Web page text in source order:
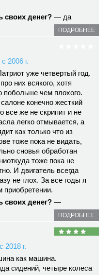
своих денег? — да
ПОДРОБНЕЕ
2006 г.
уже четвертый год.
них всякого, хотя
побольше чем плохого.
конечно жесткий
все же не скрипит и не
легко отмывается, а
как только что из
тоже пока не видать,
сновья обработан
тоже пока не
И двигатель всегда
не глох. За все годы я
приобретении.
своих денег? —
ПОДРОБНЕЕ
2018 г.
как машина.
сидений, четыре колеса